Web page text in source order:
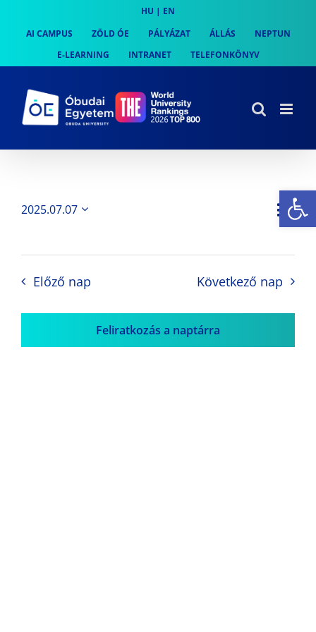
content
HU | EN
AI CAMPUS
ZÖLD ÓE PÁLYÁZAT ÁLLÁS
NEPTUN
E-LEARNING
INTRANET TELEFONKÖNYV
Nap
2025.07.07
Előző nap Következő nap
Feliratkozás a naptárra